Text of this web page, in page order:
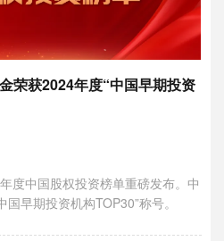
荣获2024年度“中国早期投资
度中国股权投资榜单重磅发布。中
早期投资机构TOP30”称号。